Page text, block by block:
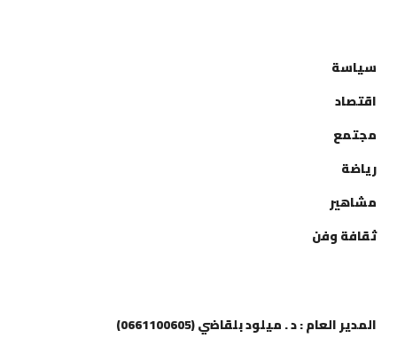
سياسة
اقتصاد
مجتمع
رياضة
مشاهير
ثقافة وفن
المدير العام : د . ميلود بلقاضي (0661100605)